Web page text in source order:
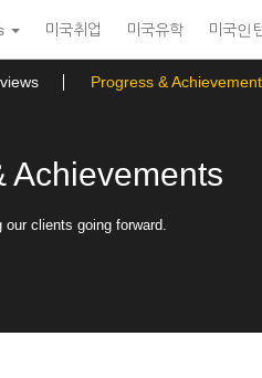
미국취업 미국유학 미국인
Progress &
Achievements
our clients going forward.